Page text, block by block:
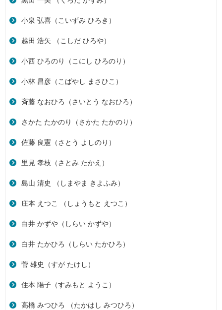
小泉 弘喜（こいずみ ひろき）
越田 浩矢 （こしだ ひろや）
小西 ひろのり（こにし ひろのり）
小林 昌彦（こばやし まさひこ）
斉藤 なおひろ（さいとう なおひろ）
さかた たかのり（さかた たかのり）
佐藤 良憲（さとう よしのり）
里見 孝枝（さとみ たかえ）
島山 清史 （しまやま きよふみ）
庄本 えつこ （しょうもと えつこ）
白井 かずや（しらい かずや）
白井 たかひろ（しらい たかひろ）
菅 雄史（すが たけし）
住本 陽子（すみもと ようこ）
高橋 みつひろ （たかはし みつひろ）